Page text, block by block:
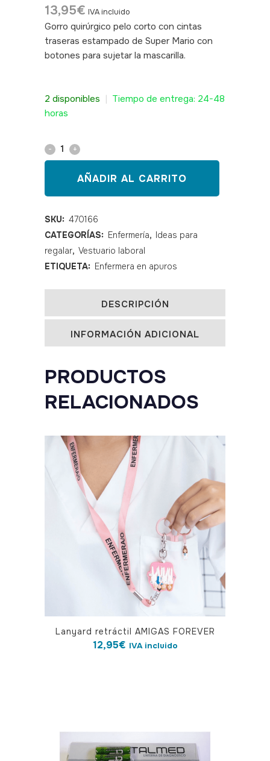
13,95€ IVA incluido
Gorro quirúrgico pelo corto con cintas
traseras estampado de Super Mario con
botones para sujetar la mascarilla.
2 disponibles
Tiempo de entrega: 24-48
horas
Gorro
pelo
corto
con
botones
quantity
AÑADIR AL CARRITO
SKU: 470166
CATEGORÍAS: Enfermería, Ideas para
regalar, Vestuario laboral
ETIQUETA: Enfermera en apuros
DESCRIPCIÓN
INFORMACIÓN ADICIONAL
PRODUCTOS
RELACIONADOS
Lanyard retráctil AMIGAS FOREVER
12,95€ IVA incluido